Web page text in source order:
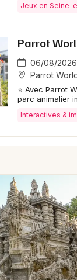
Jeux en Seine-
Parrot
06/08/
Parrot
⭐ Avec Parrot
parc animalier
Interactives &